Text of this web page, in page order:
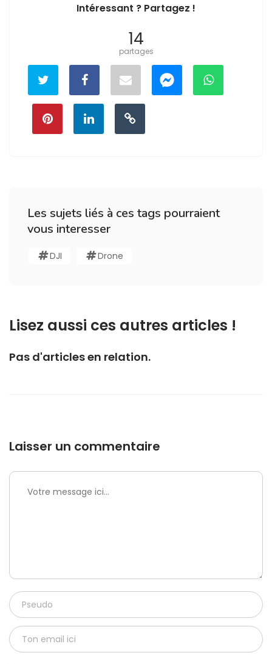
Intéressant ? Partagez !
14
partages
Les sujets liés à ces tags pourraient
vous interesser
DJI Drone
Lisez aussi ces autres articles !
Pas d'articles en relation.
Laisser un commentaire